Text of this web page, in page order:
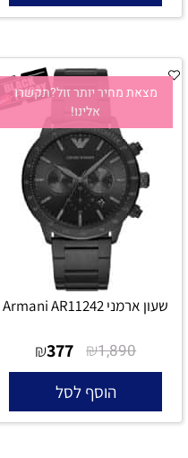
מצאת מחיר יותר זול?תקשרו
אלינו!
שעון ארמני Armani AR11242
₪1,890
₪377
הוסף לסל